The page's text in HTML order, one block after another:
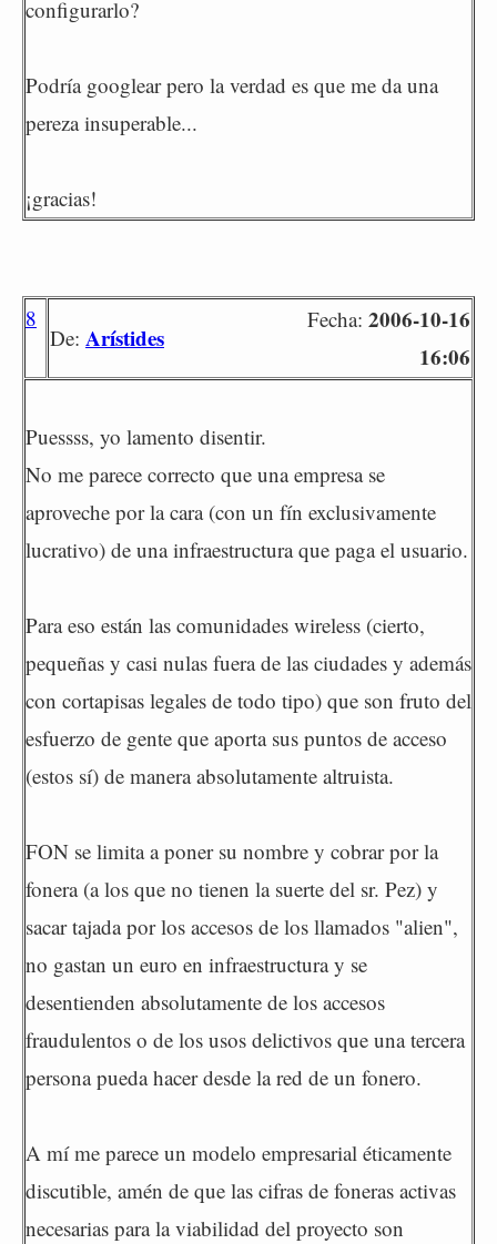
configurarlo?
Podría googlear pero la verdad es que me da una
pereza insuperable...
¡gracias!
8
De: Arístides
Fecha: 2006-10-16
16:06
Puessss, yo lamento disentir.
No me parece correcto que una empresa se
aproveche por la cara (con un fín exclusivamente
lucrativo) de una infraestructura que paga el usuario.
Para eso están las comunidades wireless (cierto,
pequeñas y casi nulas fuera de las ciudades y además
con cortapisas legales de todo tipo) que son fruto del
esfuerzo de gente que aporta sus puntos de acceso
(estos sí) de manera absolutamente altruista.
FON se limita a poner su nombre y cobrar por la
fonera (a los que no tienen la suerte del sr. Pez) y
sacar tajada por los accesos de los llamados "alien",
no gastan un euro en infraestructura y se
desentienden absolutamente de los accesos
fraudulentos o de los usos delictivos que una tercera
persona pueda hacer desde la red de un fonero.
A mí me parece un modelo empresarial éticamente
discutible, amén de que las cifras de foneras activas
necesarias para la viabilidad del proyecto son